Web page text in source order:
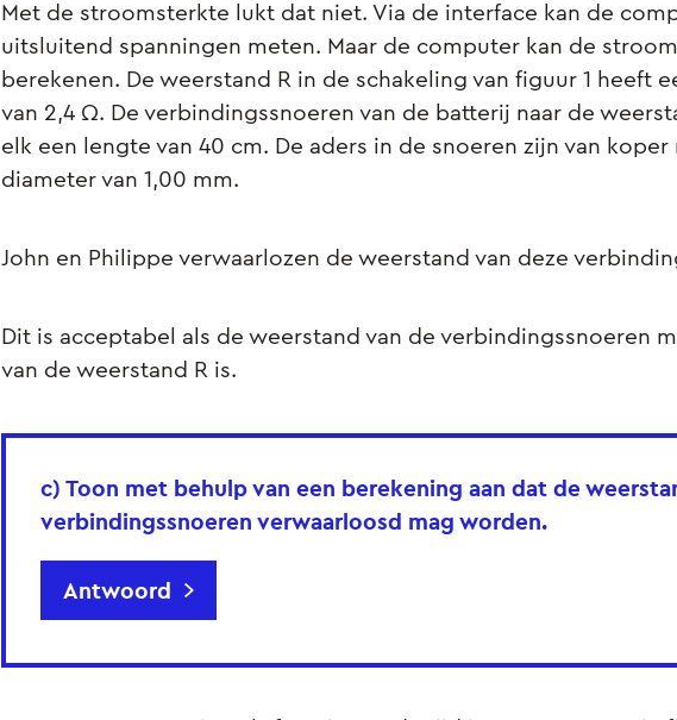
Met de stroomsterkte lukt dat niet. Via de interface kan de
uitsluitend spanningen meten. Maar de computer kan de
berekenen. De weerstand R in de schakeling van figuur 1 heeft
van 2,4 Ω. De verbindingssnoeren van de batterij naar de
elk een lengte van 40 cm. De aders in de snoeren zijn van koper
diameter van 1,00 mm.
John en Philippe verwaarlozen de weerstand van deze
Dit is acceptabel als de weerstand van de verbindingssnoeren
van de weerstand R is.
c) Toon met behulp van een berekening aan dat de
verbindingssnoeren verwaarloosd mag worden.
Antwoord